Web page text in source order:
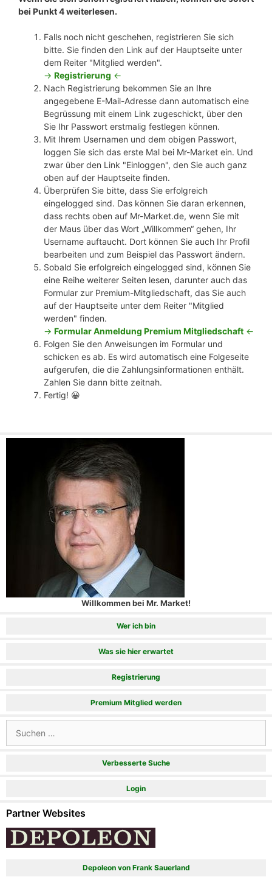
bei Punkt 4 weiterlesen.
Falls noch nicht geschehen, registrieren Sie sich
bitte. Sie finden den Link auf der Hauptseite unter
dem Reiter "Mitglied werden".
-> Registrierung <-
Nach Registrierung bekommen Sie an Ihre
angegebene E-Mail-Adresse dann automatisch eine
Begrüssung mit einem Link zugeschickt, über den
Sie Ihr Passwort erstmalig festlegen können.
Mit Ihrem Usernamen und dem obigen Passwort,
loggen Sie sich das erste Mal bei Mr-Market ein. Und
zwar über den Link "Einloggen", den Sie auch ganz
oben auf der Hauptseite finden.
Überprüfen Sie bitte, dass Sie erfolgreich
eingelogged sind. Das können Sie daran erkennen,
dass rechts oben auf Mr-Market.de, wenn Sie mit
der Maus über das Wort „Willkommen“ gehen, Ihr
Username auftaucht. Dort können Sie auch Ihr Profil
bearbeiten und zum Beispiel das Passwort ändern.
Sobald Sie erfolgreich eingelogged sind, können Sie
eine Reihe weiterer Seiten lesen, darunter auch das
Formular zur Premium-Mitgliedschaft, das Sie auch
auf der Hauptseite unter dem Reiter "Mitglied
werden" finden.
-> Formular Anmeldung Premium Mitgliedschaft <-
Folgen Sie den Anweisungen im Formular und
schicken es ab. Es wird automatisch eine Folgeseite
aufgerufen, die die Zahlungsinformationen enthält.
Zahlen Sie dann bitte zeitnah.
Fertig! 😀
Willkommen bei Mr. Market!
Wer ich bin
Was sie hier erwartet
Registrierung
Premium Mitglied werden
nach:
Verbesserte Suche
Login
Partner Websites
Depoleon von Frank Sauerland